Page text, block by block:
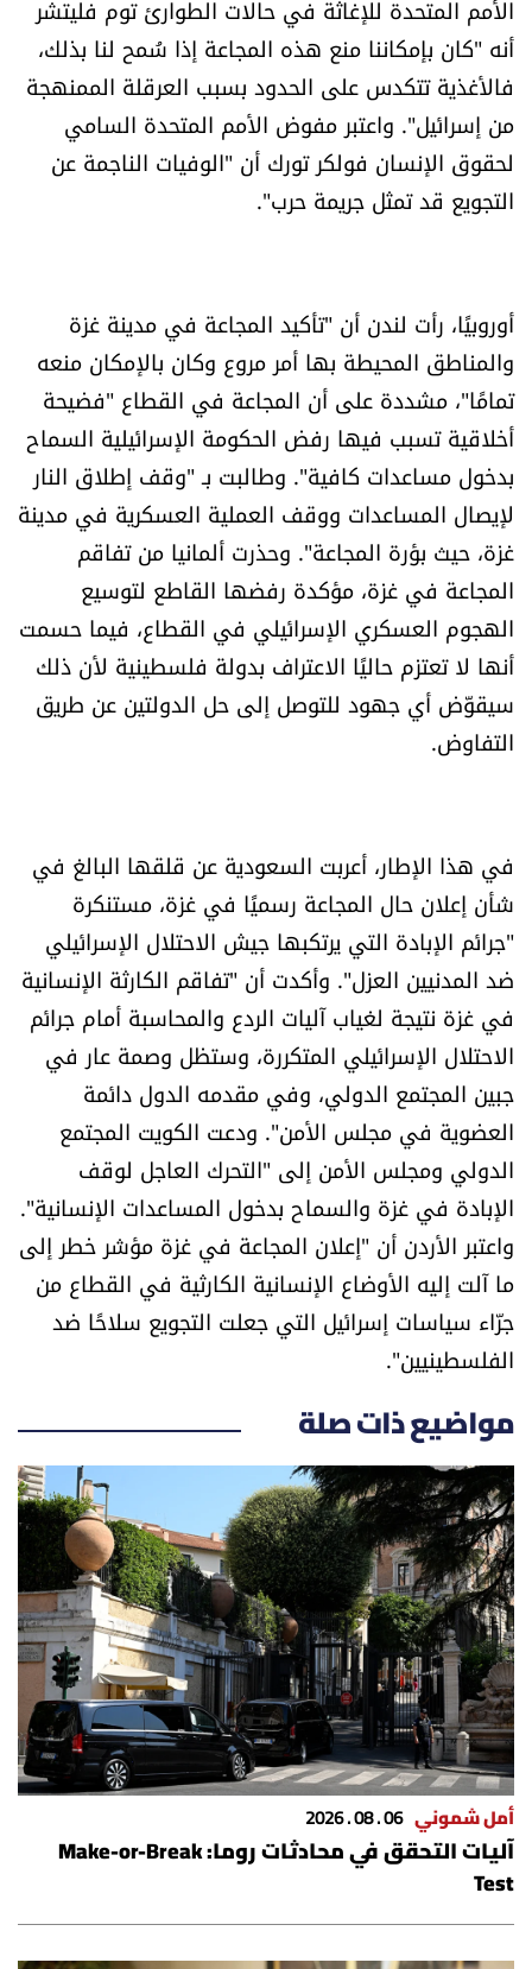
الأمم المتحدة للإغاثة في حالات الطوارئ توم فليتشر
أنه "كان بإمكاننا منع هذه المجاعة إذا سُمح لنا بذلك،
فالأغذية تتكدس على الحدود بسبب العرقلة الممنهجة
من إسرائيل". واعتبر مفوض الأمم المتحدة السامي
لحقوق الإنسان فولكر تورك أن "الوفيات الناجمة عن
التجويع قد تمثل جريمة حرب".
أوروبيًا، رأت لندن أن "تأكيد المجاعة في مدينة غزة
والمناطق المحيطة بها أمر مروع وكان بالإمكان منعه
تمامًا"، مشددة على أن المجاعة في القطاع "فضيحة
أخلاقية تسبب فيها رفض الحكومة الإسرائيلية السماح
بدخول مساعدات كافية". وطالبت بـ "وقف إطلاق النار
لإيصال المساعدات ووقف العملية العسكرية في مدينة
غزة، حيث بؤرة المجاعة". وحذرت ألمانيا من تفاقم
المجاعة في غزة، مؤكدة رفضها القاطع لتوسيع
الهجوم العسكري الإسرائيلي في القطاع، فيما حسمت
أنها لا تعتزم حاليًا الاعتراف بدولة فلسطينية لأن ذلك
سيقوّض أي جهود للتوصل إلى حل الدولتين عن طريق
التفاوض.
في هذا الإطار، أعربت السعودية عن قلقها البالغ في
شأن إعلان حال المجاعة رسميًا في غزة، مستنكرة
"جرائم الإبادة التي يرتكبها جيش الاحتلال الإسرائيلي
ضد المدنيين العزل". وأكدت أن "تفاقم الكارثة الإنسانية
في غزة نتيجة لغياب آليات الردع والمحاسبة أمام جرائم
الاحتلال الإسرائيلي المتكررة، وستظل وصمة عار في
جبين المجتمع الدولي، وفي مقدمه الدول دائمة
العضوية في مجلس الأمن". ودعت الكويت المجتمع
الدولي ومجلس الأمن إلى "التحرك العاجل لوقف
الإبادة في غزة والسماح بدخول المساعدات الإنسانية".
واعتبر الأردن أن "إعلان المجاعة في غزة مؤشر خطر إلى
ما آلت إليه الأوضاع الإنسانية الكارثية في القطاع من
جرّاء سياسات إسرائيل التي جعلت التجويع سلاحًا ضد
الفلسطينيين".
مواضيع ذات صلة
أمل شموني 06 . 08 . 2026
آليات التحقق في محادثات روما: Make-or-Break
Test